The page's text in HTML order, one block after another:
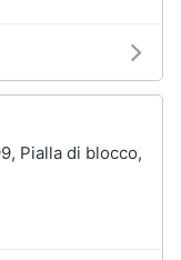
Pialla di blocco,